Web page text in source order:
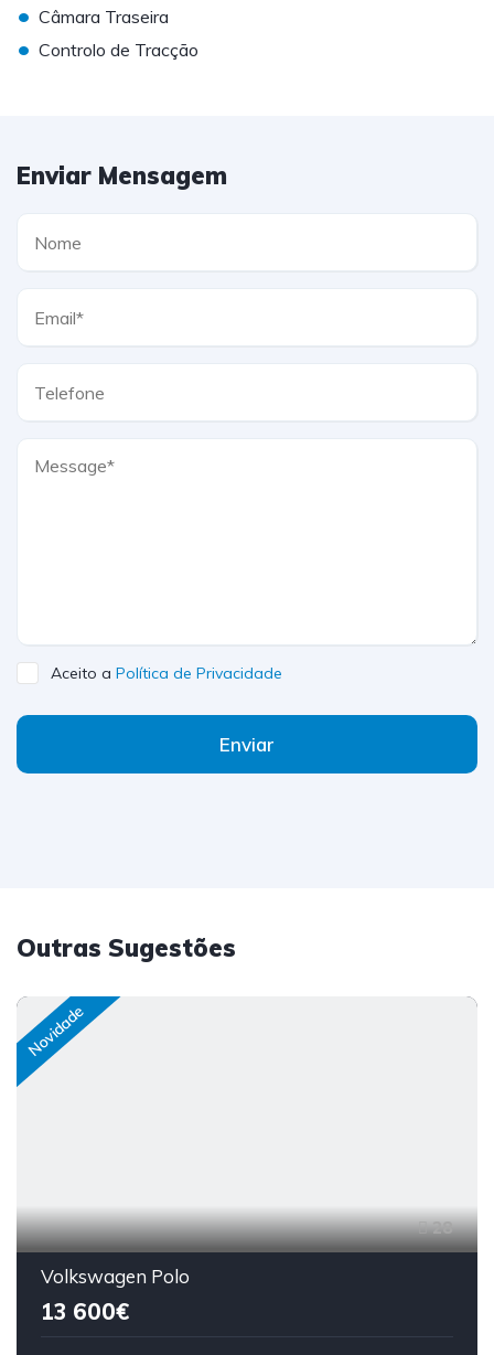
• Câmara Traseira
• Controlo de Tracção
Enviar Mensagem
Aceito a Política de Privacidade
Enviar
Outras Sugestões
Novidade
28
Volkswagen Polo
13 600€